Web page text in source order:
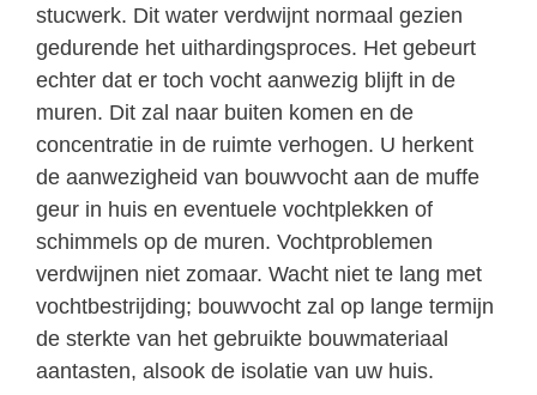
stucwerk. Dit water verdwijnt normaal gezien
gedurende het uithardingsproces. Het gebeurt
echter dat er toch vocht aanwezig blijft in de
muren. Dit zal naar buiten komen en de
concentratie in de ruimte verhogen. U herkent
de aanwezigheid van bouwvocht aan de muffe
geur in huis en eventuele vochtplekken of
schimmels op de muren. Vochtproblemen
verdwijnen niet zomaar. Wacht niet te lang met
vochtbestrijding; bouwvocht zal op lange termijn
de sterkte van het gebruikte bouwmateriaal
aantasten, alsook de isolatie van uw huis.